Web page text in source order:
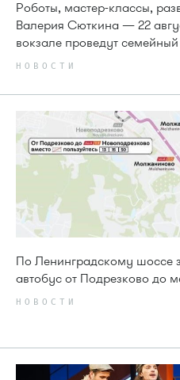
Роботы, мастер-классы,
Валерия Сюткина — 22
вокзале проведут
НОВОСТИ
По Ленинградскому шоссе
автобус от Подрезково до
НОВОСТИ